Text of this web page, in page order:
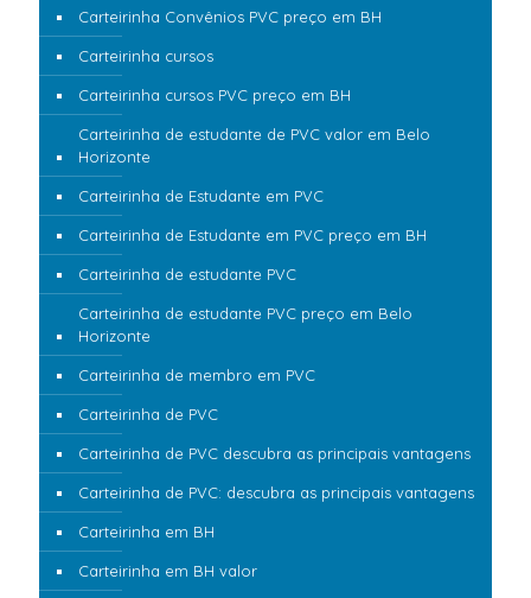
Carteirinha Convênios PVC preço em BH
Carteirinha cursos
Carteirinha cursos PVC preço em BH
Carteirinha de estudante de PVC valor em Belo
Horizonte
Carteirinha de Estudante em PVC
Carteirinha de Estudante em PVC preço em BH
Carteirinha de estudante PVC
Carteirinha de estudante PVC preço em Belo
Horizonte
Carteirinha de membro em PVC
Carteirinha de PVC
Carteirinha de PVC descubra as principais vantagens
Carteirinha de PVC: descubra as principais vantagens
Carteirinha em BH
Carteirinha em BH valor